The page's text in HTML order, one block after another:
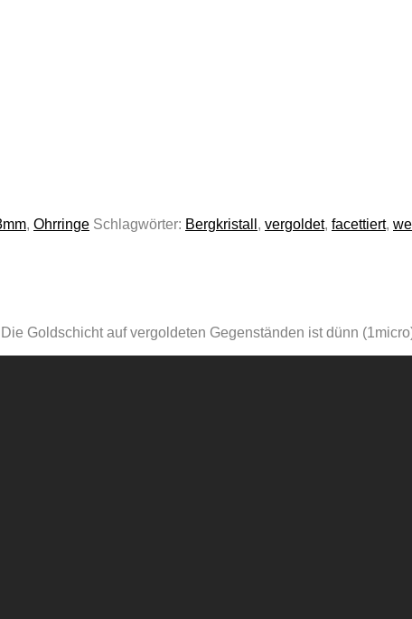
, Ohrringe Schlagwörter: Bergkristall , vergoldet, facettiert,
Goldschicht auf vergoldeten Gegenständen ist dünn